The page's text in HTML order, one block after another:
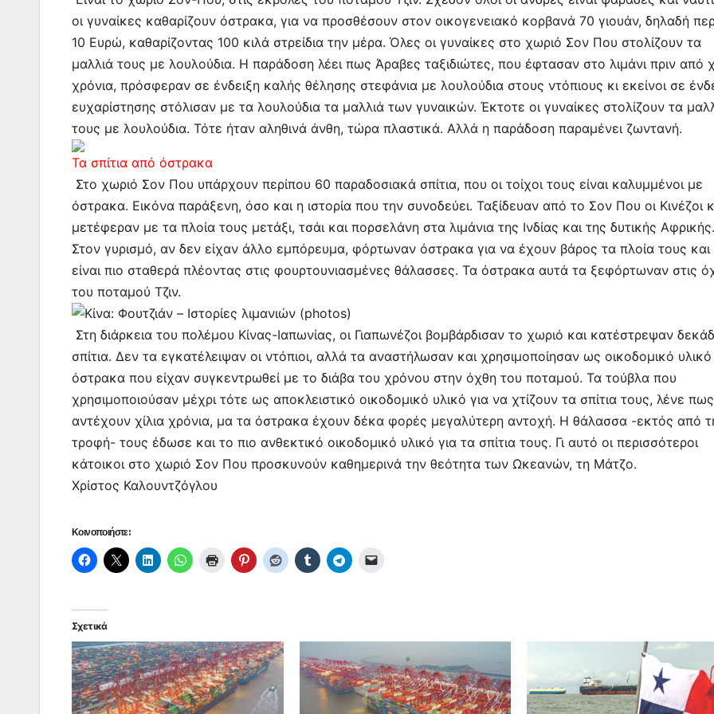
οι γυναίκες καθαρίζουν όστρακα, για να προσθέσουν στον οικογενειακό κορβανά 70 γιουάν, δηλαδή
10 Ευρώ, καθαρίζοντας 100 κιλά στρείδια την μέρα. Όλες οι γυναίκες στο χωριό Σον Που στολίζουν τα
μαλλιά τους με λουλούδια. Η παράδοση λέει πως Άραβες ταξιδιώτες, που έφτασαν στο λιμάνι πριν από
χρόνια, πρόσφεραν σε ένδειξη καλής θέλησης στεφάνια με λουλούδια στους ντόπιους κι εκείνοι σε
ευχαρίστησης στόλισαν με τα λουλούδια τα μαλλιά των γυναικών. Έκτοτε οι γυναίκες στολίζουν τα
τους με λουλούδια. Τότε ήταν αληθινά άνθη, τώρα πλαστικά. Αλλά η παράδοση παραμένει ζωντανή.
Τα σπίτια από όστρακα
Στο χωριό Σον Που υπάρχουν περίπου 60 παραδοσιακά σπίτια, που οι τοίχοι τους είναι καλυμμένοι με
όστρακα. Εικόνα παράξενη, όσο και η ιστορία που την συνοδεύει. Ταξίδευαν από το Σον Που οι Κινέζοι
μετέφεραν με τα πλοία τους μετάξι, τσάι και πορσελάνη στα λιμάνια της Ινδίας και της δυτικής Αφρικής.
Στον γυρισμό, αν δεν είχαν άλλο εμπόρευμα, φόρτωναν όστρακα για να έχουν βάρος τα πλοία τους και
είναι πιο σταθερά πλέοντας στις φουρτουνιασμένες θάλασσες. Τα όστρακα αυτά τα ξεφόρτωναν στις
του ποταμού Τζιν.
Στη διάρκεια του πολέμου Κίνας-Ιαπωνίας, οι Γιαπωνέζοι βομβάρδισαν το χωριό και κατέστρεψαν
σπίτια. Δεν τα εγκατέλειψαν οι ντόπιοι, αλλά τα αναστήλωσαν και χρησιμοποίησαν ως οικοδομικό
όστρακα που είχαν συγκεντρωθεί με το διάβα του χρόνου στην όχθη του ποταμού. Τα τούβλα που
χρησιμοποιούσαν μέχρι τότε ως αποκλειστικό οικοδομικό υλικό για να χτίζουν τα σπίτια τους, λένε πως
αντέχουν χίλια χρόνια, μα τα όστρακα έχουν δέκα φορές μεγαλύτερη αντοχή. Η θάλασσα -εκτός από
τροφή- τους έδωσε και το πιο ανθεκτικό οικοδομικό υλικό για τα σπίτια τους. Γι αυτό οι περισσότεροι
κάτοικοι στο χωριό Σον Που προσκυνούν καθημερινά την θεότητα των Ωκεανών, τη Μάτζο.
Χρίστος Καλουντζόγλου
Κοινοποιήστε:
Σχετικά